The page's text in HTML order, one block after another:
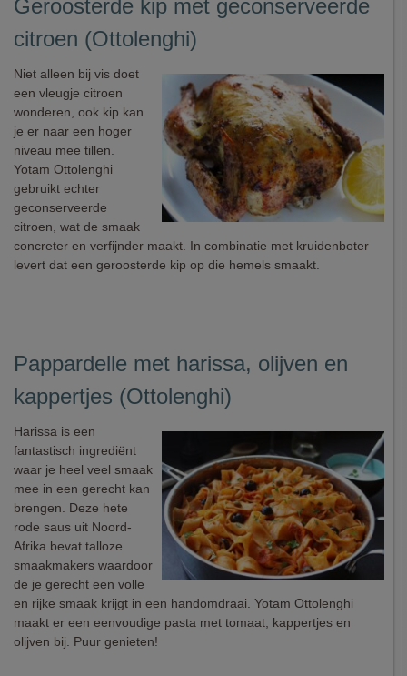
Geroosterde kip met geconserveerde
citroen (Ottolenghi)
Niet alleen bij vis doet
een vleugje citroen
wonderen, ook kip kan
je er naar een hoger
niveau mee tillen.
Yotam Ottolenghi
gebruikt echter
geconserveerde
citroen, wat de smaak
concreter en verfijnder maakt. In combinatie met kruidenboter
levert dat een geroosterde kip op die hemels smaakt.
Pappardelle met harissa, olijven en
kappertjes (Ottolenghi)
Harissa is een
fantastisch ingrediënt
waar je heel veel smaak
mee in een gerecht kan
brengen. Deze hete
rode saus uit Noord-
Afrika bevat talloze
smaakmakers waardoor
de je gerecht een volle
en rijke smaak krijgt in een handomdraai. Yotam Ottolenghi
maakt er een eenvoudige pasta met tomaat, kappertjes en
olijven bij. Puur genieten!